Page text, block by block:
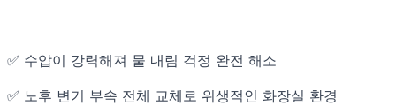
✅ 수압이 강력해져 물 내림 걱정 완전 해소
✅ 노후 변기 부속 전체 교체로 위생적인 화장실 환경